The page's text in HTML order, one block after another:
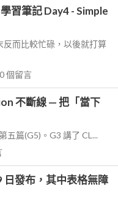
習筆記 Day4 - Simple
而比較忙碌，以後就打算
0個留言
不斷線 — 把「當下
五篇(G5)。G3 講了 CL...
日發布，其中表格無障